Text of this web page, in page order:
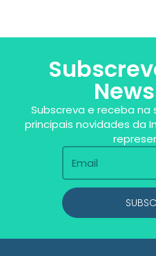
Subscreva e receba na
principais novidades da